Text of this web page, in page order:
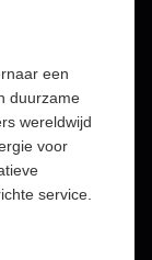
een
duurzame
wereldwijd
voor
service.